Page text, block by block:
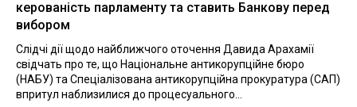
керованість парламенту та ставить Банкову перед
вибором
Слідчі дії щодо найближчого оточення Давида Арахамії
свідчать про те, що Національне антикорупційне бюро
(НАБУ) та Спеціалізована антикорупційна прокуратура (САП)
впритул наблизилися до процесуального...